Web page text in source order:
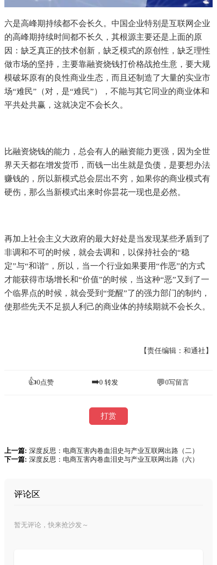
六是高峰期持续都不会长久。中国企业特别是互联网企业
的高峰期持续时间都不长久，其根源主要还是上面的原
因：缺乏真正的技术创新，缺乏模式的原创性，缺乏理性
做市场的坚持，主要靠融资烧钱打价格战抢生意，要大规
模破坏原有的良性商业生态，而且还制造了大量的实业市
场“难民”（对，是“难民”），不能与其它同业的商业体和
平共处共赢，这就决定不会长久。
比融资烧钱的能力，总会有人的融资能力更强，因为全世
界天天都在增发货币，而钱一出生就是负债，是要想办法
赚钱的，所以新模式总会层出不穷，如果你的商业模式有
硬伤，那么当新模式出来时你昙花一现也是必然。
再加上社会主义大政府的最大好处是当发现某些矛盾到了
非调和不可的时候，就会去调和，以保持社会的“稳
定”与“和谐”，所以，当一个行业如果要用“作恶”的方式
才能获得市场增长和“价值”的时候，当这种“恶”又到了一
个临界点的时候，就会受到“觉醒”了的强力部门的制约，
使那些先天不足损人利己的商业体的持续期就不会长久。
【责任编辑：和通社】
👍0点赞 ➡️0 转发 💬0写留言
打赏
上一篇: 深度反思：电商互害内卷血泪史与产业互联网出路（二）
下一篇: 深度反思：电商互害内卷血泪史与产业互联网出路（六）
评论区
暂无评论，快来抢沙发～